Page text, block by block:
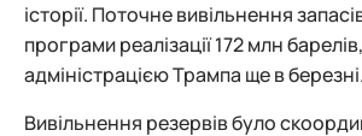
історії. Поточне вивільнення
програми реалізації 172 млн
адміністрацією Трампа ще в березні.
Вивільнення резервів було